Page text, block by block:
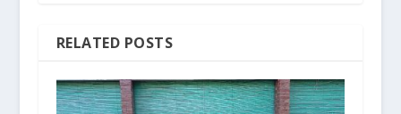
RELATED POSTS